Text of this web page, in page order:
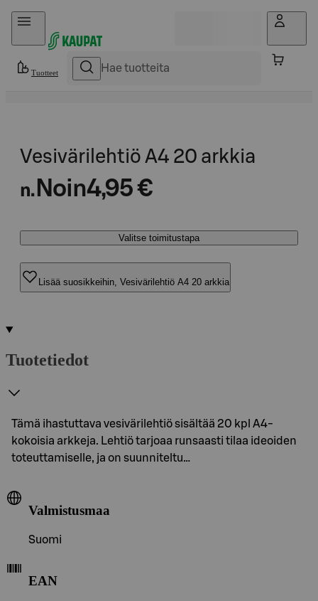
Hyppää sisältöön
Tuotteet
Vesivärilehtiö A4 20 arkkia
n. Noin4,95 €
Valitse toimitustapa
Lisää suosikkeihin, Vesivärilehtiö A4 20 arkkia
Tuotetiedot
Tämä ihastuttava vesivärilehtiö sisältää 20 kpl A4-
kokoisia arkkeja. Lehtiö tarjoaa runsaasti tilaa ideoiden
toteuttamiselle, ja on suunniteltu…
Valmistusmaa
Suomi
EAN